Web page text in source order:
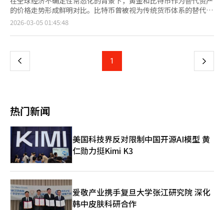
位和强势货币最终只能在强大的产业竞争力和可持续增长的基础上
维持。 ※ 本报道经人工智能（AI）系统翻译与编辑。
比例，金融投资协会也在关注这一情况。金融投资协会会长黄成燁
在4月的就职100天记者见面会上表示，将考虑现行退休养老金风
险资产投资上限（70%）是否限制了参与者的选择权。 金融投资
收集会员公司的意见。”※ 本报道经人工智能（AI）系统翻译与编
辑。
苹果在过去十多年中一直保持全球股市市值第一，但在去年4月将
这一位置让给了微软。随后，随着AI半导体需求激增，微软也在约
两个月后将王座让给了英伟达。英伟达在去年7月市值突破4万亿美
元，并在10月首次超过5万亿美元。今年5月14日，其市值达到历
一位置。
4800美元的可能性将增大。金现货价格在盘中一度上涨至4725.32
美元（约694万元人民币），涨幅扩大至1.0%。 DHF资本的首席
执行官巴斯·科伊吉表示：“投资者将通过美国就业数据寻找经济
和美联储货币政策方向的线索。”※ 本报道经人工智能（AI）系统
的价格走势形成鲜明对比。比特币曾被视为传统货币体系的替代品
和“数字黄金”，但在近期地缘政治危机中，其作为安全资产的角
价格在9400万韩元左右，近期再次突破1亿韩元。尽管地缘政治紧
的资产性质在2022年高通胀和急剧加息时受到质疑。主要国家采
取紧缩货币政策，市场流动性迅速萎缩，比特币价格大幅下跌。尽
避险资产的传统模式就会显现。◆ 中东战争中的“数字黄金”考
验然而，随着中东地区战争风险再度上升，比特币能否真正成
为“数字黄金”受到考验。与传统安全资产黄金不同，比特币在地
缘政治冲击中能否成为价值储存手段，这次争端将成为关键。近期
中东紧张局势中，比特币价格剧烈波动，国内交易所显示其在1亿
韩元上下波动。战争爆发后价格从9400万韩元跌至1亿韩元以上，
显示出短期买入和获利回吐的交替。这被视为“数字安全资产”的
初步信号，但也被认为是对新闻和投资情绪过度反应的高波动性资
产。因此，这次中东战争成为比特币能否成为真正安全资产的考
验。仅靠短期反弹或价格防守难以证明其“数字黄金”地位，关键
在于争端长期化中能否保持稳定。
2026-03-05 01:45:48
上
页
1 下
热门新闻
美国科技界反对限制中国开源AI模型 黄
仁勋力挺Kimi K3
爱敬产业携手复旦大学张江研究院 深化
韩中皮肤科研合作